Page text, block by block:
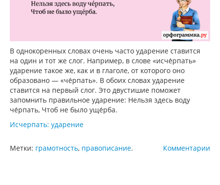
В однокоренных словах очень часто ударение ставится
на один и тот же слог. Например, в слове «исче́рпать»
ударение такое же, как и в глаголе, от которого оно
образовано — «че́рпать». В обоих словах ударение
ставится на первый слог. Это двустишие поможет
запомнить правильное ударение: Нельзя здесь воду
че́рпать, Чтоб не было уще́рба.
Исчерпать: ударение
Комментарии
Метки: грамотность, правописание.